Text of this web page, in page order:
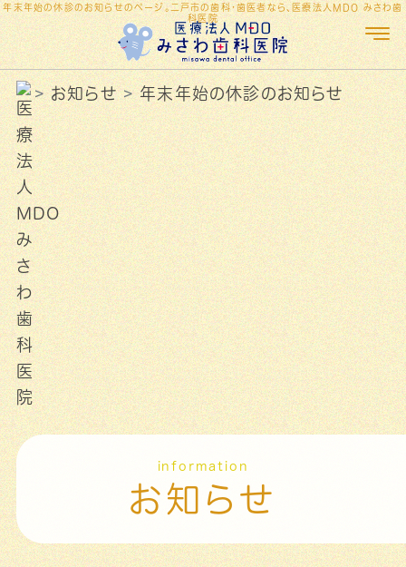
年末年始の休診のお知らせのページ。二戸市の歯科・歯医者なら、医療法人MDO みさわ歯
科医院
お知らせ 年末年始の休診のお知らせ
information
お知らせ